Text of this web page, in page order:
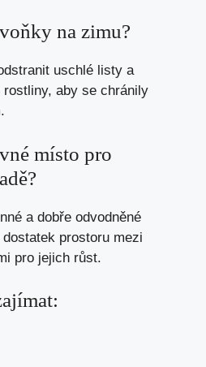
na zimu?
uschlé listy a
rostliny, aby se chránily
místo pro
a dobře odvodněné
prostoru mezi
pro jejich růst.